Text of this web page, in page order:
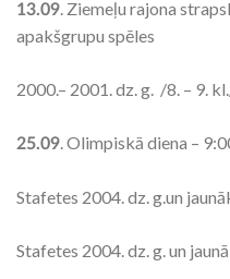
13.09. Ziemeļu rajona
apakšgrupu spēles
2000.– 2001. dz. g. /8. – 9.
25.09. Olimpiskā diena –
Stafetes 2004. dz. g.un
Stafetes 2004. dz. g. un